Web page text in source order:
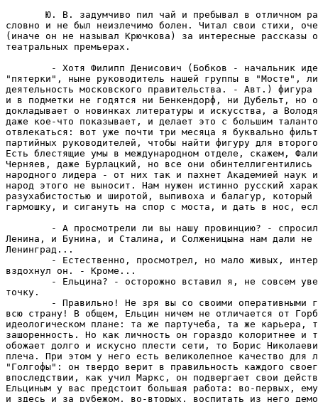
Ю. В. задумчиво пил чай и пребывал в отличном
словно и не был неизлечимо болен. Читал свои стихи,
(иначе он не называл Крючкова) за интересные рассказы
театральных премьерах.
- Хотя Филипп Денисович (Бобков - начальник
"пятерки", ныне руководитель нашей группы в "Мосте",
деятельность московского правительства. - Авт.) фигура
и в подметки не годятся ни Бенкендорф, ни Дубельт, но
докладывает о новинках литературы и искусства, а
даже кое-что показывает, и делает это с большим
отвлекаться: вот уже почти три месяца я буквально
партийных руководителей, чтобы найти фигуру для
Есть блестящие умы в международном отделе, скажем,
Черняев, даже Бурлацкий, но все они
народного лидера - от них так и пахнет Академией наук
народ этого не выносит. Нам нужен истинно русский
разухабистостью и широтой, выпивоха и балагур,
гармошку, и сигануть на спор с моста, и дать в нос,
- А просмотрели ли вы нашу провинцию? -
Ленина, и Бунина, и Сталина, и Солженицына нам дали не
Ленинград...
- Естественно, просмотрел, но мало живых,
вздохнул он. - Кроме...
- Ельцина? - осторожно вставил я, не совсем
точку.
- Правильно! Не зря вы со своими оперативными
всю страну! В общем, Ельцин ничем не отличается от
идеологическом плане: та же партучеба, та же карьера,
зашоренность. Но как личность он гораздо колоритнее и
обожает долго и искусно плести сети, то Борис
плеча. При этом у него есть великолепное качество для
"Голгофы": он твердо верит в правильность каждого
впоследствии, как учил Маркс, он подвергает свои
Ельциным у вас предстоит большая работа: во-первых,
и здесь и за рубежом, во-вторых, воспитать из него